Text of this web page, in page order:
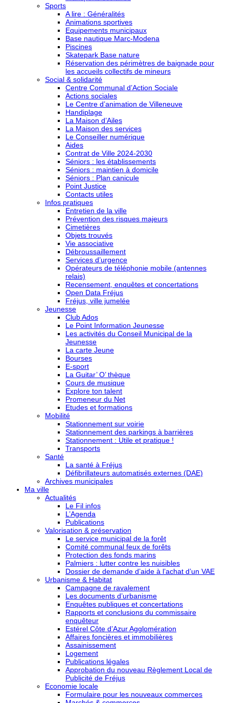
Sports
A lire : Généralités
Animations sportives
Equipements municipaux
Base nautique Marc-Modena
Piscines
Skatepark Base nature
Réservation des périmètres de baignade pour
les accueils collectifs de mineurs
Social & solidarité
Centre Communal d’Action Sociale
Actions sociales
Le Centre d’animation de Villeneuve
Handiplage
La Maison d’Ailes
La Maison des services
Le Conseiller numérique
Aides
Contrat de Ville 2024-2030
Séniors : les établissements
Séniors : maintien à domicile
Séniors : Plan canicule
Point Justice
Contacts utiles
Infos pratiques
Entretien de la ville
Prévention des risques majeurs
Cimetières
Objets trouvés
Vie associative
Débroussaillement
Services d’urgence
Opérateurs de téléphonie mobile (antennes
relais)
Recensement, enquêtes et concertations
Open Data Fréjus
Fréjus, ville jumelée
Jeunesse
Club Ados
Le Point Information Jeunesse
Les activités du Conseil Municipal de la
Jeunesse
La carte Jeune
Bourses
E-sport
La Guitar’ O’ thèque
Cours de musique
Explore ton talent
Promeneur du Net
Etudes et formations
Mobilité
Stationnement sur voirie
Stationnement des parkings à barrières
Stationnement : Utile et pratique !
Transports
Santé
La santé à Fréjus
Défibrillateurs automatisés externes (DAE)
Archives municipales
Ma ville
Actualités
Le Fil infos
L’Agenda
Publications
Valorisation & préservation
Le service municipal de la forêt
Comité communal feux de forêts
Protection des fonds marins
Palmiers : lutter contre les nuisibles
Dossier de demande d’aide à l’achat d’un VAE
Urbanisme & Habitat
Campagne de ravalement
Les documents d’urbanisme
Enquêtes publiques et concertations
Rapports et conclusions du commissaire
enquêteur
Estérel Côte d’Azur Agglomération
Affaires foncières et immobilières
Assainissement
Logement
Publications légales
Approbation du nouveau Règlement Local de
Publicité de Fréjus
Economie locale
Formulaire pour les nouveaux commerces